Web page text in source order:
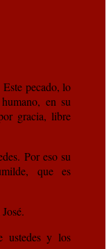
pecado, lo
en su
gracia, libre
Por eso su
que es
ustedes y los